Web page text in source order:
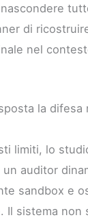
di
nel
la difesa
limiti, lo
un auditor
sandbox e
Il sistema non